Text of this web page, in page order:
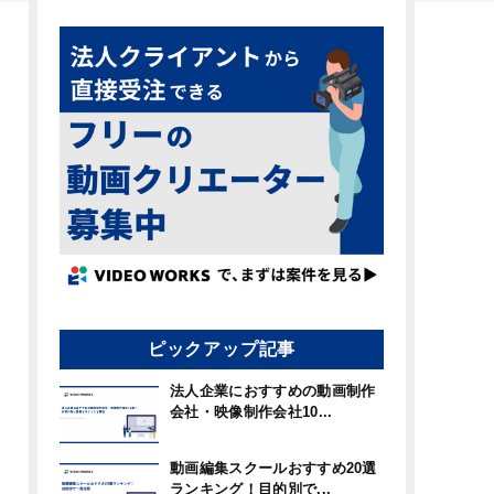
ピックアップ記事
法人企業におすすめの動画制作
会社・映像制作会社10...
動画編集スクールおすすめ20選
ランキング！目的別で...